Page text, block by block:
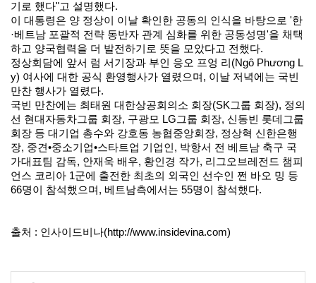
기로 했다"고 설명했다.
이 대통령은 양 정상이 이날 확인한 공동의 인식을 바탕으로 '한
·베트남 포괄적 전략 동반자 관계 심화를 위한 공동성명'을 채택
하고 양국협력을 더 발전하기로 뜻을 모았다고 전했다.
정상회담에 앞서 럼 서기장과 부인 응오 프엉 리(Ngô Phương L
y) 여사에 대한 공식 환영행사가 열렸으며, 이날 저녁에는 국빈
만찬 행사가 열렸다.
국빈 만찬에는 최태원 대한상공회의소 회장(SK그룹 회장), 정의
선 현대자동차그룹 회장, 구광모 LG그룹 회장, 신동빈 롯데그룹
회장 등 대기업 총수와 강호동 농협중앙회장, 정상혁 신한은행
장, 중견•중소기업•스타트업 기업인, 박항서 전 베트남 축구 국
가대표팀 감독, 안재욱 배우, 황인경 작가, 리그오브레전드 챔피
언스 코리아 1군에 출전한 최초의 외국인 선수인 쩐 바오 밍 등
66명이 참석했으며, 베트남측에서는 55명이 참석했다.
출처 : 인사이드비나(http://www.insidevina.com)
관련링크